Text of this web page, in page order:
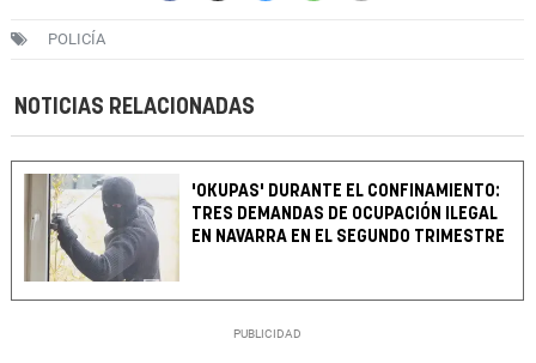
POLICÍA
NOTICIAS RELACIONADAS
'OKUPAS' DURANTE EL CONFINAMIENTO:
TRES DEMANDAS DE OCUPACIÓN ILEGAL
EN NAVARRA EN EL SEGUNDO TRIMESTRE